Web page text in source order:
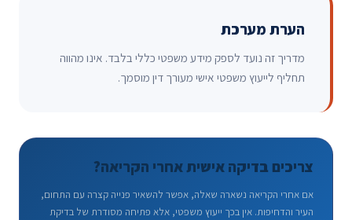
הערת מערכת
מדריך זה נועד לספק מידע משפטי כללי בלבד. אינו מהווה
תחליף לייעוץ משפטי אישי מעורך דין מוסמך.
צריכים בדיקה אישית אחרי הקריאה?
אם אחרי הקריאה נשארה שאלה, אפשר להשאיר פנייה קצרה עם התחום,
העיר והדחיפות. אין בכך ייעוץ משפטי, אלא פתיחה מסודרת של בדיקת